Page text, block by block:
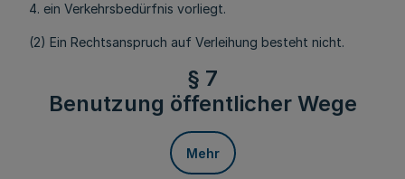
4. ein Verkehrsbedürfnis vorliegt.
(2) Ein Rechtsanspruch auf Verleihung besteht nicht.
§ 7
Benutzung öffentlicher Wege
Mehr